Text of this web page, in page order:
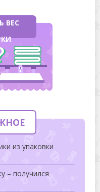
ВЕС
из упаковки
– получился